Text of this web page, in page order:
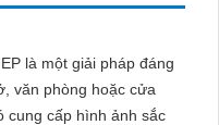
là một giải pháp đáng
văn phòng hoặc cửa